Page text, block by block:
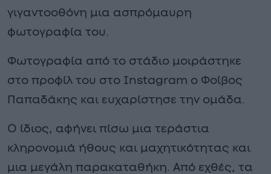
γιγαντοοθόνη μια ασπρόμαυρη
φωτογραφία του.
Φωτογραφία από το στάδιο μοιράστηκε
στο προφίλ του στο Instagram ο Φοίβος
Παπαδάκης και ευχαρίστησε την ομάδα.
Ο ίδιος, αφήνει πίσω μια τεράστια
κληρονομιά ήθους και μαχητικότητας και
μια μεγάλη παρακαταθήκη. Από εχθές, τα